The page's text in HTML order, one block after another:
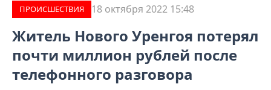
ПРОИCШЕСТВИЯ 18 октября 2022 15:48
Житель Нового Уренгоя потерял
почти миллион рублей после
телефонного разговора